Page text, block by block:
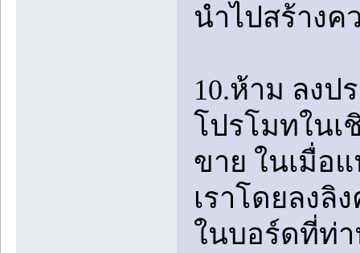
นำไปสร้างค
10.ห้าม ลง
โปรโมทในเ
ขาย ในเมื่อ
เราโดยลงลิ
ในบอร์ดที่ท่า